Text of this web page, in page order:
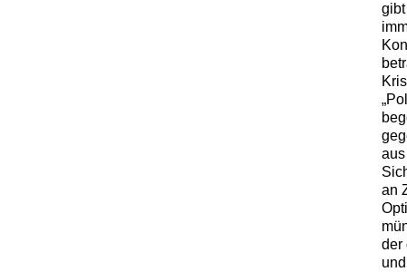
an
der